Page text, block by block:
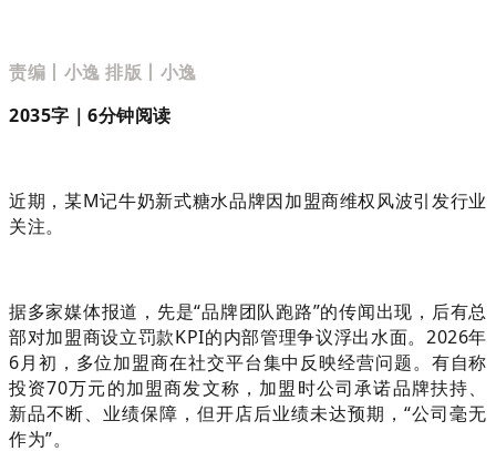
责编丨小逸 排版丨小逸
2035字｜6分钟阅读
近期，某M记牛奶新式糖水品牌因加盟商维权风波引发行业
关注。
据多家媒体报道，先是“品牌团队跑路”的传闻出现，后有总
部对加盟商设立罚款KPI的内部管理争议浮出水面。2026年
6月初，多位加盟商在社交平台集中反映经营问题。有自称
投资70万元的加盟商发文称，加盟时公司承诺品牌扶持、
新品不断、业绩保障，但开店后业绩未达预期，“公司毫无
作为”。